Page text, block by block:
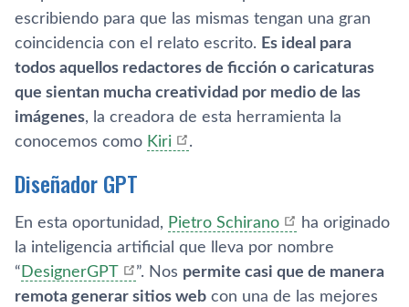
escribiendo para que las mismas tengan una gran
coincidencia con el relato escrito. Es ideal para
todos aquellos redactores de ficción o caricaturas
que sientan mucha creatividad por medio de las
imágenes, la creadora de esta herramienta la
conocemos como Kiri .
Diseñador GPT
En esta oportunidad, Pietro Schirano
ha originado
la inteligencia artificial que lleva por nombre
“ DesignerGPT ”. Nos permite casi que de manera
remota generar sitios web con una de las mejores